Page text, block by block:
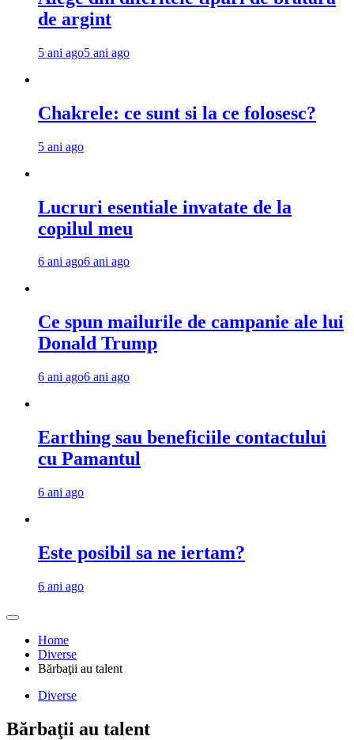
de argint
5 ani ago5 ani ago
Chakrele: ce sunt si la ce folosesc?
5 ani ago
Lucruri esentiale invatate de la
copilul meu
6 ani ago6 ani ago
Ce spun mailurile de campanie ale lui
Donald Trump
6 ani ago6 ani ago
Earthing sau beneficiile contactului
cu Pamantul
6 ani ago
Este posibil sa ne iertam?
6 ani ago
Home
Diverse
Bărbaţii au talent
Diverse
Bărbaţii au talent